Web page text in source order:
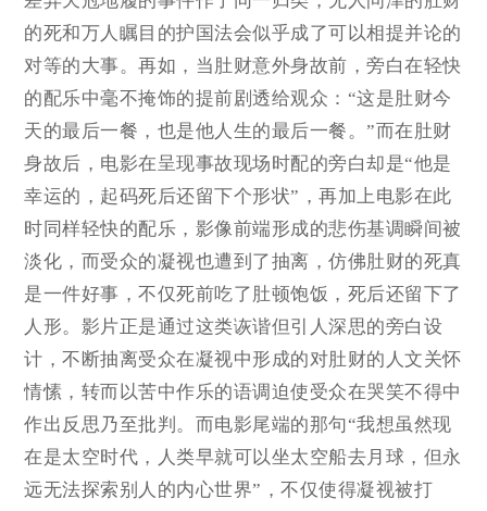
的死和万人瞩目的护国法会似乎成了可以相提并论的
对等的大事。再如，当肚财意外身故前，旁白在轻快
的配乐中毫不掩饰的提前剧透给观众：“这是肚财今
天的最后一餐，也是他人生的最后一餐。”而在肚财
身故后，电影在呈现事故现场时配的旁白却是“他是
幸运的，起码死后还留下个形状”，再加上电影在此
时同样轻快的配乐，影像前端形成的悲伤基调瞬间被
淡化，而受众的凝视也遭到了抽离，仿佛肚财的死真
是一件好事，不仅死前吃了肚顿饱饭，死后还留下了
人形。影片正是通过这类诙谐但引人深思的旁白设
计，不断抽离受众在凝视中形成的对肚财的人文关怀
情愫，转而以苦中作乐的语调迫使受众在哭笑不得中
作出反思乃至批判。而电影尾端的那句“我想虽然现
在是太空时代，人类早就可以坐太空船去月球，但永
远无法探索别人的内心世界”，不仅使得凝视被打